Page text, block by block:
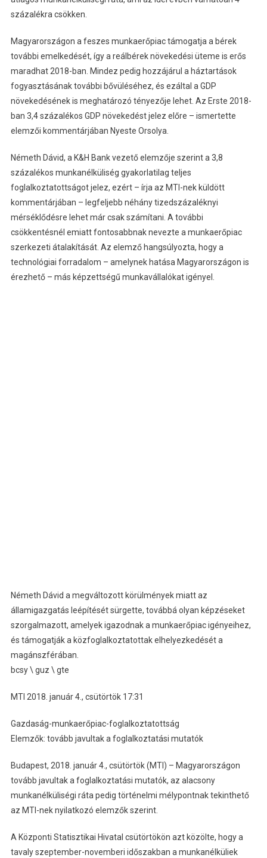
százalékra csökken.
Magyarországon a feszes munkaerőpiac támogatja a bérek
további emelkedését, így a reálbérek növekedési üteme is erős
maradhat 2018-ban. Mindez pedig hozzájárul a háztartások
fogyasztásának további bővüléséhez, és ezáltal a GDP
növekedésének is meghatározó tényezője lehet. Az Erste 2018-
ban 3,4 százalékos GDP növekedést jelez előre – ismertette
elemzői kommentárjában Nyeste Orsolya.
Németh Dávid, a K&H Bank vezető elemzője szerint a 3,8
százalékos munkanélküliség gyakorlatilag teljes
foglalkoztatottságot jelez, ezért – írja az MTI-nek küldött
kommentárjában – legfeljebb néhány tizedszázaléknyi
mérséklődésre lehet már csak számítani. A további
csökkentésnél emiatt fontosabbnak nevezte a munkaerőpiac
szerkezeti átalakítását. Az elemző hangsúlyozta, hogy a
technológiai forradalom – amelynek hatása Magyarországon is
érezhető – más képzettségű munkavállalókat igényel.
Németh Dávid a megváltozott körülmények miatt az
államigazgatás leépítését sürgette, továbbá olyan képzéseket
szorgalmazott, amelyek igazodnak a munkaerőpiac igényeihez,
és támogatják a közfoglalkoztatottak elhelyezkedését a
magánszférában.
bcsy \ guz \ gte
MTI 2018. január 4., csütörtök 17:31
Gazdaság-munkaerőpiac-foglalkoztatottság
Elemzők: tovább javultak a foglalkoztatási mutatók
Budapest, 2018. január 4., csütörtök (MTI) – Magyarországon
tovább javultak a foglalkoztatási mutatók, az alacsony
munkanélküliségi ráta pedig történelmi mélypontnak tekinthető
az MTI-nek nyilatkozó elemzők szerint.
A Központi Statisztikai Hivatal csütörtökön azt közölte, hogy a
tavaly szeptember-novemberi időszakban a munkanélküliek